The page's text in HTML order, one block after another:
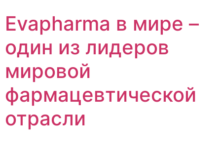
содержимому
Evapharma в мире –
один из лидеров
мировой
фармацевтической
отрасли